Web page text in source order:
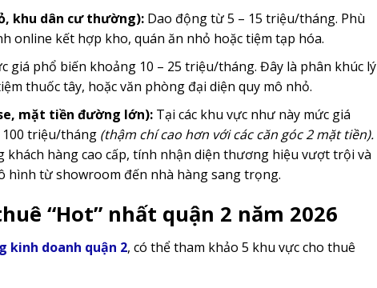
khu dân cư thường):Dao động từ 5 – 15 triệu/tháng. Phù
online kết hợp kho, quán ăn nhỏ hoặc tiệm tạp hóa.
giá phổ biến khoảng 10 – 25 triệu/tháng. Đây là phân khúc lý
thuốc tây, hoặc văn phòng đại diện quy mô nhỏ.
mặt tiền đường lớn):Tại các khu vực như này mức giá
triệu/tháng(thậm chí cao hơn với các căn góc 2 mặt tiền).
khách hàng cao cấp, tính nhận diện thương hiệu vượt trội và
hình từ showroom đến nhà hàng sang trọng.
“Hot” nhất quận 2 năm 2026
kinh doanh quận 2, có thể tham khảo 5 khu vực cho thuê